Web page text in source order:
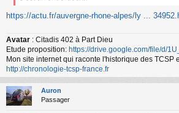
https://actu.fr/auvergne-rhone-alpes/ly ...
Avatar : Citadis 402 à Part Dieu
Etude proposition: https://drive.google.com/file/d/
Mon site internet qui raconte l'historique des TCSP
http://chronologie-tcsp-france.fr
Auron
Passager